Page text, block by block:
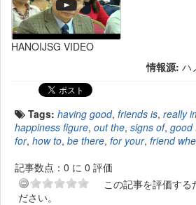
HANOIJSG VIDEO
情報源: ハ
Tags: having good, friends is, really
happiness figure, out the, signs of, good
for, how to, be there, for your, friend
記事数点：0 に 0 評価
この記事を評価する
ださい。